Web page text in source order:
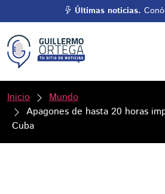
Últimas noticias.
Inicio
Mundo
Apagones de hasta 20 horas
Cuba